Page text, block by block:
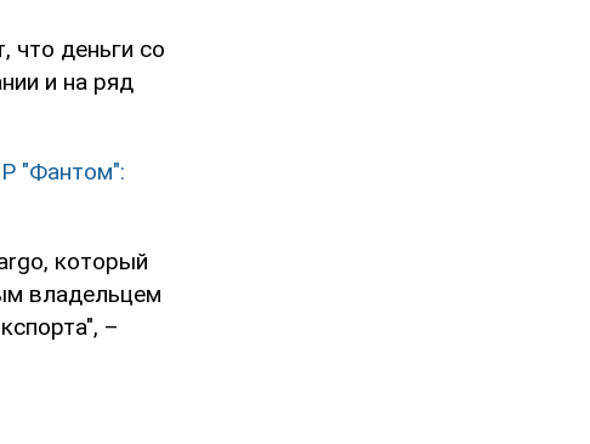
что деньги со
и на ряд
"Фантом":
который
владельцем
–